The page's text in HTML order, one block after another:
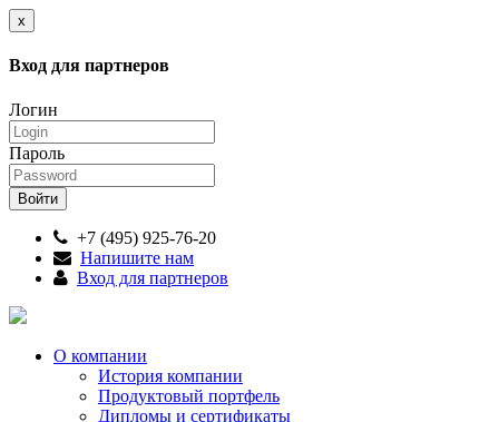
x
Вход для партнеров
Логин
Пароль
+7 (495) 925-76-20
Напишите нам
Вход для партнеров
О компании
История компании
Продуктовый портфель
Дипломы и сертификаты